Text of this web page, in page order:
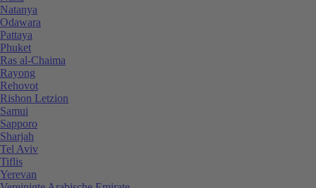
Natanya
Odawara
Pattaya
Phuket
Ras al-Chaima
Rayong
Rehovot
Rishon Letzion
Samui
Sapporo
Sharjah
Tel Aviv
Tiflis
Yerevan